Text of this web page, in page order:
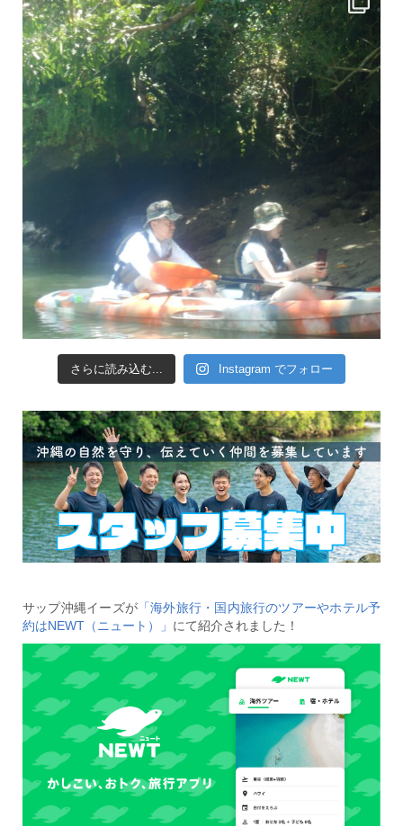
さらに読み込む... Instagram でフォロー
サップ沖縄イーズが 「海外旅行・国内旅行のツアーやホテル予
約はNEWT（ニュート）」 にて紹介されました！